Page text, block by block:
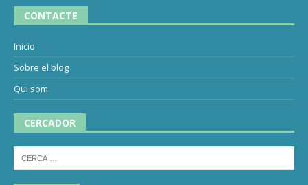
CONTACTE
Inicio
Sobre el blog
Qui som
CERCADOR